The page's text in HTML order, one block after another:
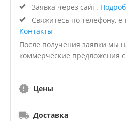
Заявка через сайт.
Свяжитесь по телефону,
Контакты
После получения заявки мы
коммерческие предложения
Цены
Доставка